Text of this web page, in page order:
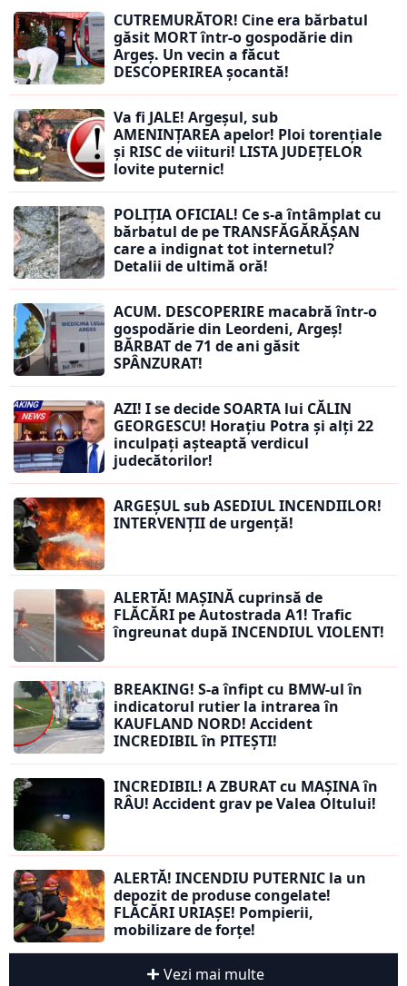
CUTREMURĂTOR! Cine era bărbatul
găsit MORT într-o gospodărie din
Argeș. Un vecin a făcut
DESCOPERIREA șocantă!
Va fi JALE! Argeșul, sub
AMENINȚAREA apelor! Ploi torențiale
și RISC de viituri! LISTA JUDEȚELOR
lovite puternic!
POLIȚIA OFICIAL! Ce s-a întâmplat cu
bărbatul de pe TRANSFĂGĂRĂȘAN
care a indignat tot internetul?
Detalii de ultimă oră!
ACUM. DESCOPERIRE macabră într-o
gospodărie din Leordeni, Argeș!
BĂRBAT de 71 de ani găsit
SPÂNZURAT!
AZI! I se decide SOARTA lui CĂLIN
GEORGESCU! Horațiu Potra și alți 22
inculpați așteaptă verdicul
judecătorilor!
ARGEȘUL sub ASEDIUL INCENDIILOR!
INTERVENȚII de urgență!
ALERTĂ! MAȘINĂ cuprinsă de
FLĂCĂRI pe Autostrada A1! Trafic
îngreunat după INCENDIUL VIOLENT!
BREAKING! S-a înfipt cu BMW-ul în
indicatorul rutier la intrarea în
KAUFLAND NORD! Accident
INCREDIBIL în PITEȘTI!
INCREDIBIL! A ZBURAT cu MAȘINA în
RÂU! Accident grav pe Valea Oltului!
ALERTĂ! INCENDIU PUTERNIC la un
depozit de produse congelate!
FLĂCĂRI URIAȘE! Pompierii,
mobilizare de forțe!
Vezi mai multe